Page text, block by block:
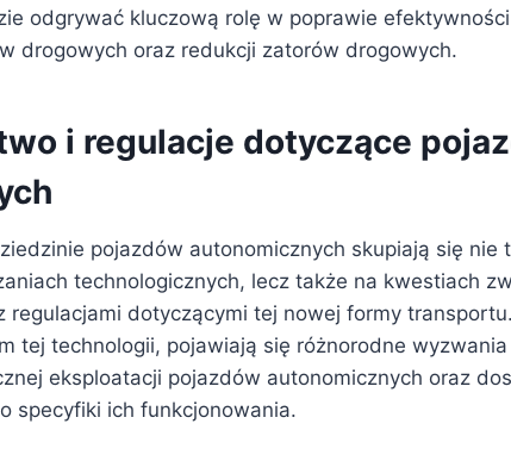
odgrywać kluczową rolę w poprawie
drogowych oraz redukcji zatorów drogowych.
i regulacje dotyczące
pojazdów autonomicznych skupiają się nie
technologicznych, lecz także na kwestiach
regulacjami dotyczącymi tej nowej formy
tej technologii, pojawiają się różnorodne
eksploatacji pojazdów autonomicznych oraz
specyfiki ich funkcjonowania.